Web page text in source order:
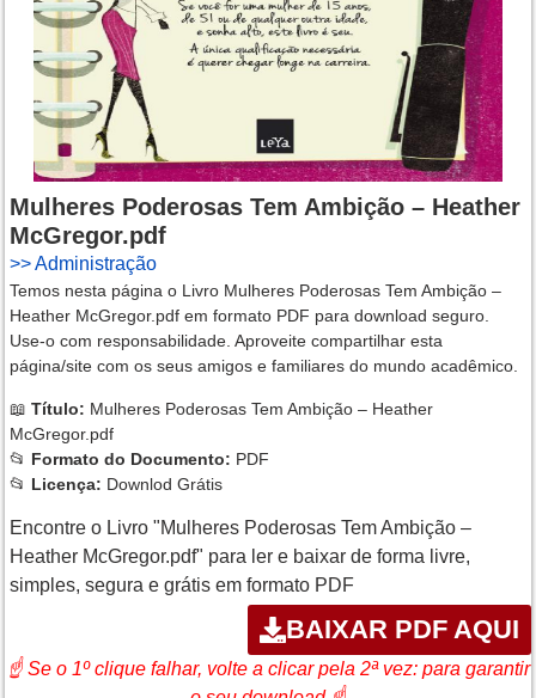
Mulheres Poderosas Tem Ambição – Heather
McGregor.pdf
>>Administração
Temos nesta página o Livro Mulheres Poderosas Tem Ambição –
Heather McGregor.pdf em formato PDF para download seguro.
Use-o com responsabilidade. Aproveite compartilhar esta
página/site com os seus amigos e familiares do mundo acadêmico.
📖 Título: Mulheres Poderosas Tem Ambição – Heather
McGregor.pdf
📂 Formato do Documento: PDF
📂 Licença: Downlod Grátis
Encontre o Livro "Mulheres Poderosas Tem Ambição –
Heather McGregor.pdf" para ler e baixar de forma livre,
simples, segura e grátis em formato PDF
BAIXAR PDF AQUI
☝ Se o 1º clique falhar, volte a clicar pela 2ª vez: para garantir